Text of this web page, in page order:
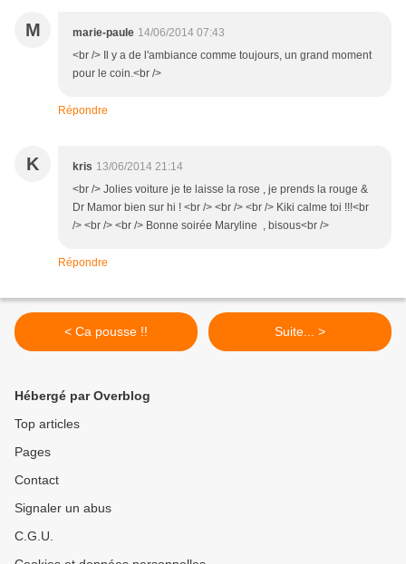
M marie-paule 14/06/2014 07:43
<br /> Il y a de l'ambiance comme toujours, un grand moment
pour le coin.<br />
Répondre
K kris 13/06/2014 21:14
<br /> Jolies voiture je te laisse la rose , je prends la rouge &
Dr Mamor bien sur hi ! <br /> <br /> <br /> Kiki calme toi !!!<br
/> <br /> <br /> Bonne soirée Maryline , bisous<br />
Répondre
< Ca pousse !! Suite... >
Hébergé par Overblog
Top articles
Pages
Contact
Signaler un abus
C.G.U.